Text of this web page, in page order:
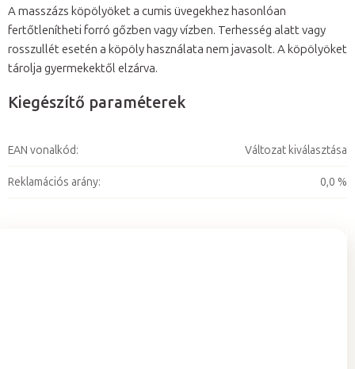
A masszázs köpölyöket a cumis üvegekhez hasonlóan
fertőtlenítheti forró gőzben vagy vízben. Terhesség alatt vagy
rosszullét esetén a köpöly használata nem javasolt. A köpölyöket
tárolja gyermekektől elzárva.
Kiegészítő paraméterek
EAN vonalkód: Változat kiválasztása
Reklamációs arány: 0,0 %